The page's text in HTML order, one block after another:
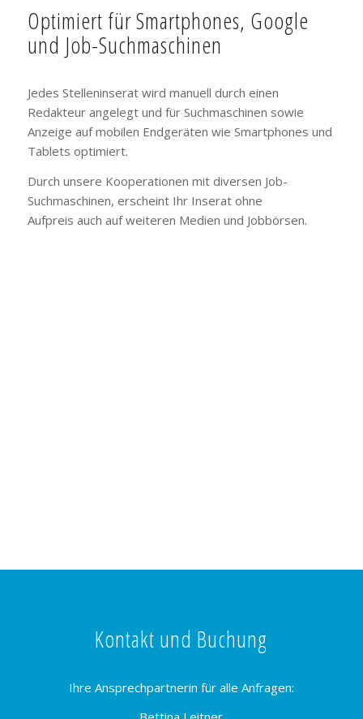
Optimiert für Smartphones, Google
und Job-Suchmaschinen
Jedes Stelleninserat wird manuell durch einen
Redakteur angelegt und für Suchmaschinen sowie
Anzeige auf mobilen Endgeräten wie Smartphones und
Tablets optimiert.
Durch unsere Kooperationen mit diversen Job-
Suchmaschinen, erscheint Ihr Inserat ohne
Aufpreis auch auf weiteren Medien und Jobbörsen.
Kontakt und Buchung
Ihre Ansprechpartnerin für alle Anfragen: